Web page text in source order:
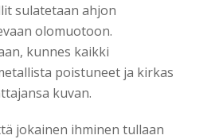
sulatetaan ahjon
olomuotoon.
kunnes kaikki
poistuneet ja kirkas
kuvan.
jokainen ihminen tullaan